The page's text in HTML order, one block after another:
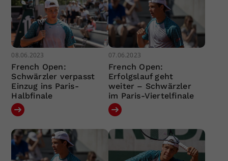
08.06.2023
French Open:
Schwärzler verpasst
Einzug ins Paris-
Halbfinale
07.06.2023
French Open:
Erfolgslauf geht
weiter – Schwärzler
im Paris-Viertelfinale